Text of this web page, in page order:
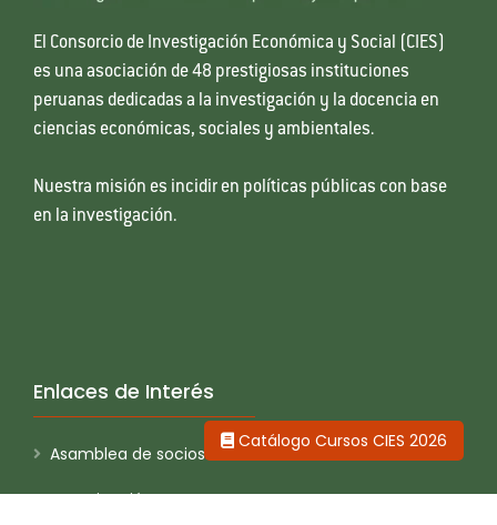
El Consorcio de Investigación Económica y Social (CIES)
es una asociación de 48 prestigiosas instituciones
peruanas dedicadas a la investigación y la docencia en
ciencias económicas, sociales y ambientales.
Nuestra misión es incidir en políticas públicas con base
en la investigación.
Enlaces de Interés
Asamblea de socios
Investigación
Catálogo Cursos CIES 2026